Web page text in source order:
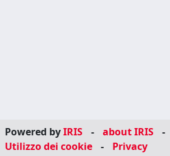
Powered byIRIS - about IRIS
-
Utilizzo dei cookie
- Privacy